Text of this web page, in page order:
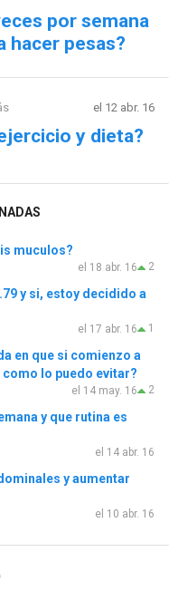
por semana
hacer pesas?
el 12 abr. 16
y dieta?
muculos?
2
el 18 abr. 16
y si, estoy decidido a
1
el 17 abr. 16
en que si comienzo a
lo puedo evitar?
2
el 14 may. 16
y que rutina es
el 14 abr. 16
y aumentar
el 10 abr. 16